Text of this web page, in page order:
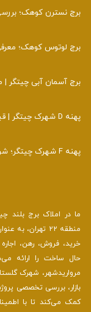
برج نسترن کوهک؛
برج لوتوس کوهک؛ معرفی
برج آسمان آبی چیتگر |
پهنه D شهرک چیتگر | قیمت، موقعیت، مزایا و شرایط خرید و فروش
پهنه F شهرک چیتگر؛ شرایط خرید مشخصات برج‌ها و آینده سرمایه‌گذاری
منطقه ۲۲ تهران،
خرید، فروش، رهن،
حال ساخت را ارائه
بازار، بررسی تخصصی
کمک می‌کند تا با